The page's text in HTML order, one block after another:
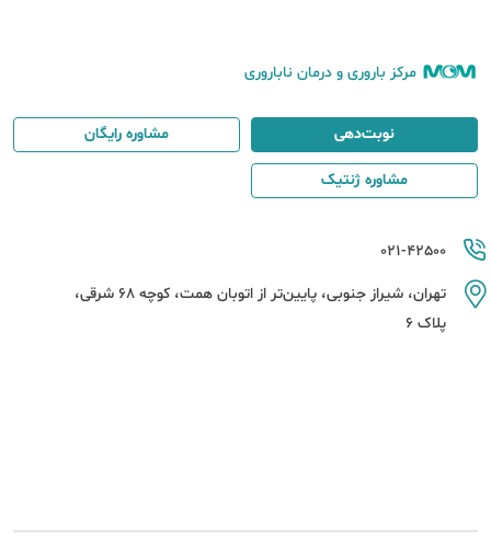
مرکز باروری و درمان ناباروری
021-42500
تهران، شیراز جنوبی، پایین‌تر از اتوبان همت، کوچه 68 شرقی،
پلاک 6
نوبت‌دهی مشاوره رایگان
مشاوره ژنتیک